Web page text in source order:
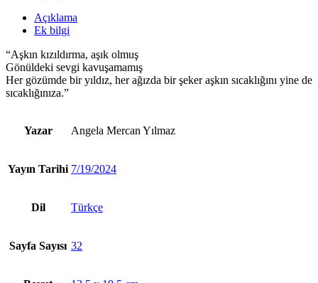
Açıklama
Ek bilgi
“Aşkın kızıldırma, aşık olmuş
Gönüldeki sevgi kavuşamamış
Her gözümde bir yıldız, her ağızda bir şeker aşkın sıcaklığını yine de
sıcaklığınıza.”
Yazar Angela Mercan Yılmaz
Yayın Tarihi 7/19/2024
Dil Türkçe
Sayfa Sayısı 32